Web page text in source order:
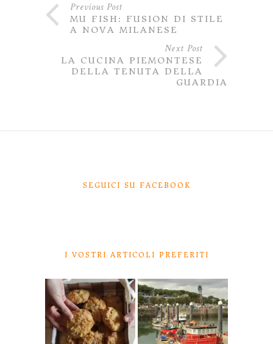
Previous Post
MU FISH: FUSION DI STILE
A NOVA MILANESE
Next Post
LA CUCINA PIEMONTESE
DELLA TENUTA DELLA
GUARDIA
SEGUICI SU FACEBOOK
I VOSTRI ARTICOLI PREFERITI